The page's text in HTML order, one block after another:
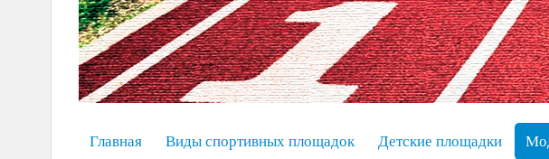
Главная Виды спортивных площадок Детские площадки